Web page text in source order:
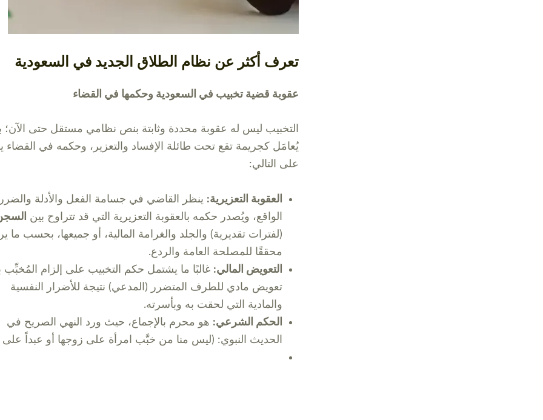
تعرف أكثر عن نظام الطلاق الجديد في السعودية
عقوبة قضية تخبيب في السعودية وحكمها في القضاء
التخبيب ليس له عقوبة محددة وثابتة بنص نظامي مستقل حتى الآن؛
يُعامَل كجريمة تقع تحت طائلة الإفساد والتعزير، وحكمه في القضاء
على التالي:
العقوبة التعزيرية: ينظر القاضي في جسامة الفعل والأدلة والضرر
الواقع، ويُصدر حكمه بالعقوبة التعزيرية التي قد تتراوح بين
(لفترات تقديرية) والجلد والغرامة المالية، أو جميعها، بحسب ما
محققًا للمصلحة العامة والردع.
التعويض المالي: غالبًا ما يشتمل حكم التخبيب على إلزام المُخبِّب
تعويض مادي للطرف المتضرر (المدعي) نتيجة للأضرار النفسية
والمادية التي لحقت به وبأسرته.
الحكم الشرعي: هو محرم بالإجماع، حيث ورد النهي الصريح في
الحديث النبوي: (ليس منا من خبَّب امرأة على زوجها أو عبداً